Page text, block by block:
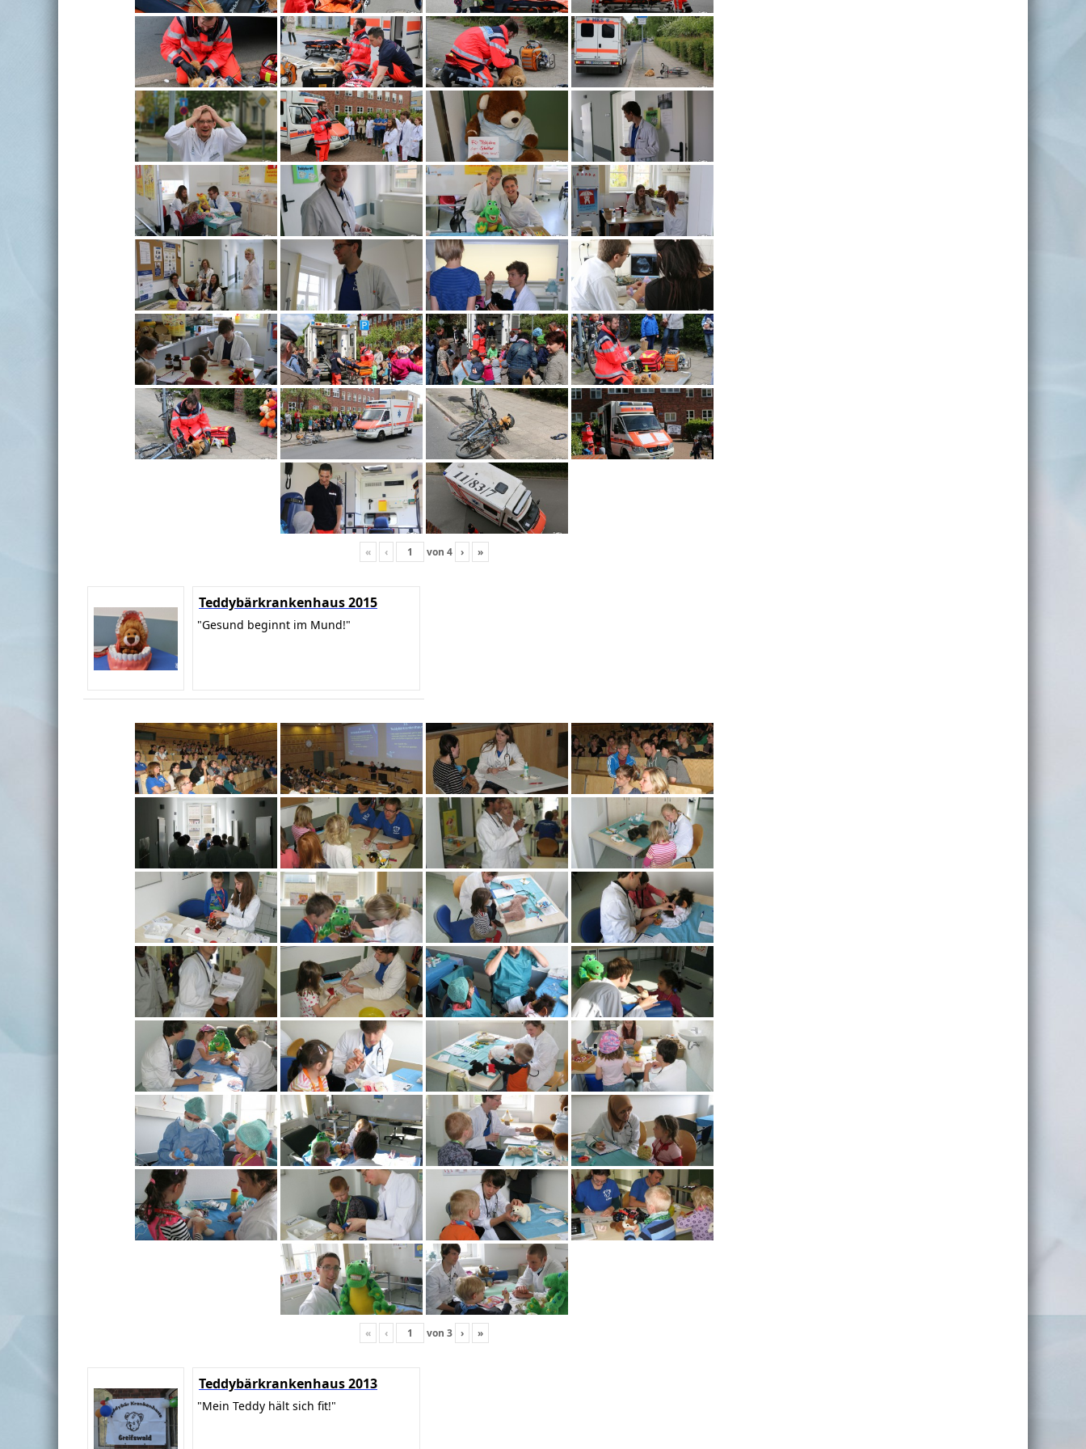
« ‹ von 4 › »
Teddybärkrankenhaus 2015
"Gesund beginnt im Mund!"
« ‹ von 3 › »
Teddybärkrankenhaus 2013
"Mein Teddy hält sich fit!"